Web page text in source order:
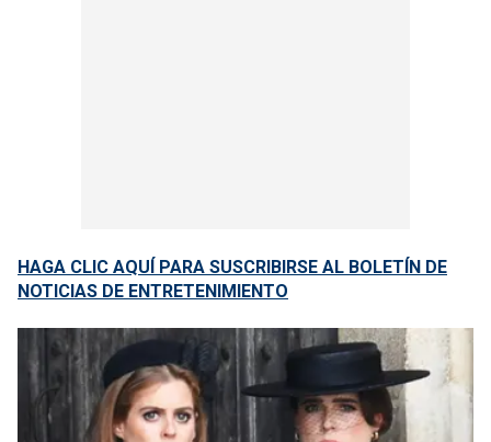
HAGA CLIC AQUÍ PARA SUSCRIBIRSE AL BOLETÍN DE
NOTICIAS DE ENTRETENIMIENTO